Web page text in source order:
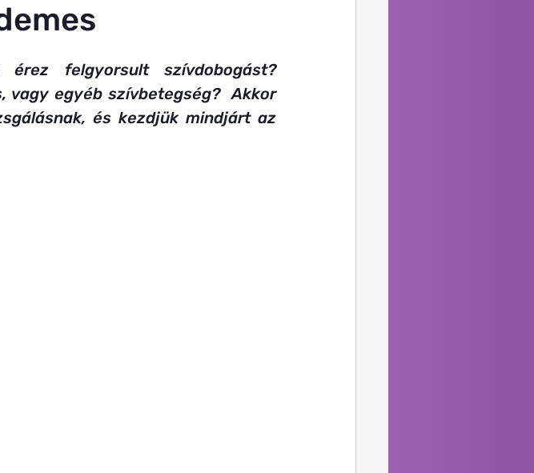
Trombózis
Táplálkozás Immunerősítés
érez felgyorsult szívdobogást?
vagy egyéb szívbetegség?  Akkor
és kezdjük mindjárt az